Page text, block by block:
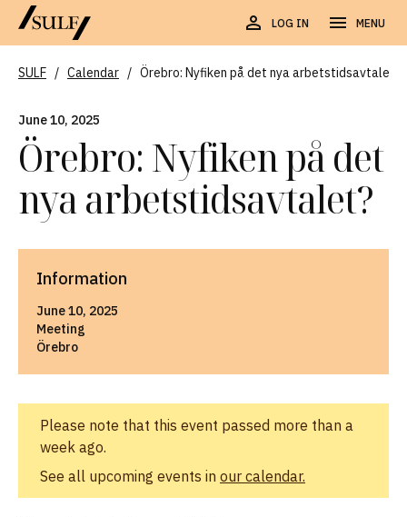
LOG IN MENU
SULF / Calendar / Örebro: Nyfiken på det nya arbetstidsavtalet?
June 10, 2025
Örebro: Nyfiken på det
nya arbetstidsavtalet?
Please note that this event passed more than a
week ago.
See all upcoming events in our calendar.
Information
June 10, 2025
Meeting
Örebro